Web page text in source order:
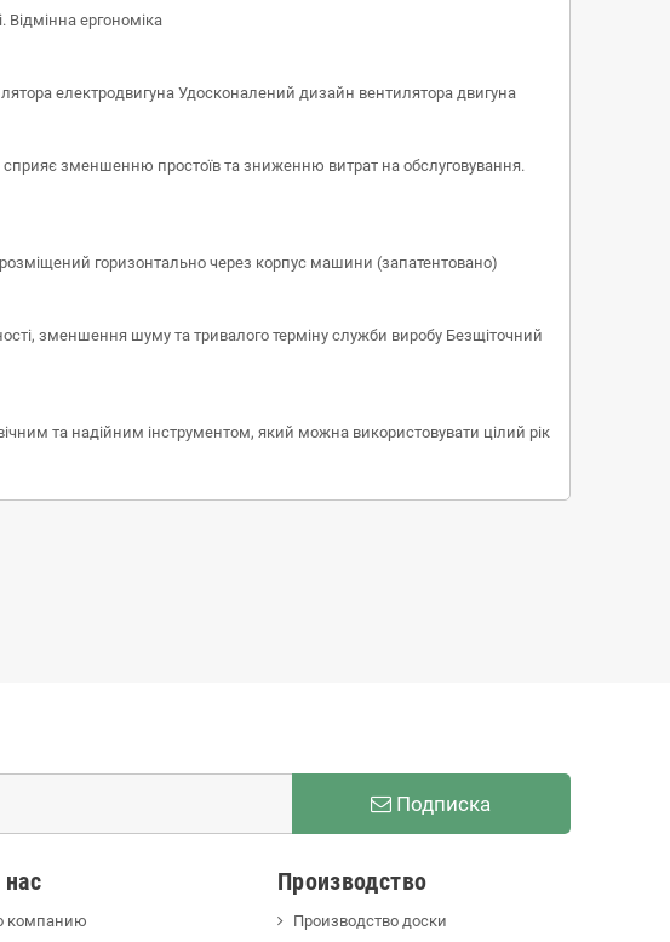
Відмінна ергономіка
електродвигуна Удосконалений дизайн вентилятора двигуна
зменшенню простоїв та зниженню витрат на обслуговування.
горизонтально через корпус машини (запатентовано)
зменшення шуму та тривалого терміну служби виробу Безщіточний
та надійним інструментом, який можна використовувати цілий рік
Подписка
компанию
Производство
Производство доски